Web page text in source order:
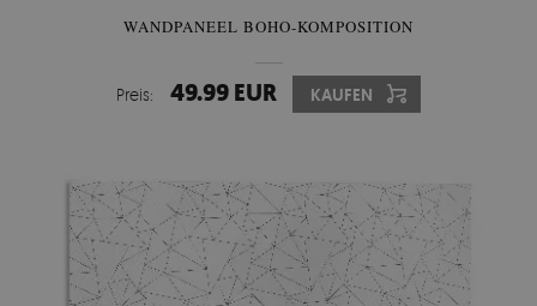
WANDPANEEL BOHO-KOMPOSITION
Preis: 49.99 EUR KAUFEN